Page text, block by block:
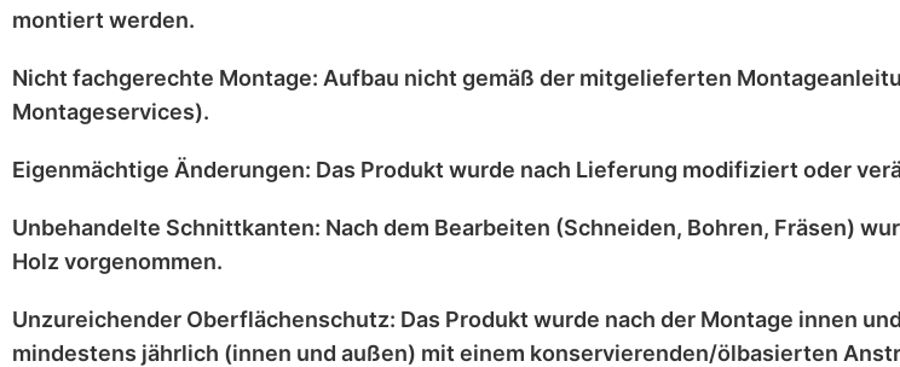
montiert werden.
Nicht fachgerechte Montage: Aufbau nicht gemäß der mitgelieferten
Montageservices).
Eigenmächtige Änderungen: Das Produkt wurde nach Lieferung modifiziert oder
Unbehandelte Schnittkanten: Nach dem Bearbeiten (Schneiden, Bohren, Fräsen)
Holz vorgenommen.
Unzureichender Oberflächenschutz: Das Produkt wurde nach der Montage innen
mindestens jährlich (innen und außen) mit einem konservierenden/ölbasierten